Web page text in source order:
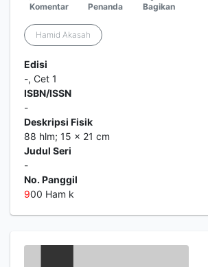
Komentar Penanda Bagikan
Hamid Akasah
Edisi
-, Cet 1
ISBN/ISSN
-
Deskripsi Fisik
88 hlm; 15 x 21 cm
Judul Seri
-
No. Panggil
900 Ham k